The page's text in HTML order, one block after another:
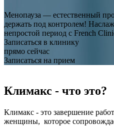
Менопауза — естественный
держать под контролем!
непростой период с French
Записаться в клинику
прямо сейчас
Записаться на прием
Климакс - что это?
Климакс - это завершение
женщины, которое